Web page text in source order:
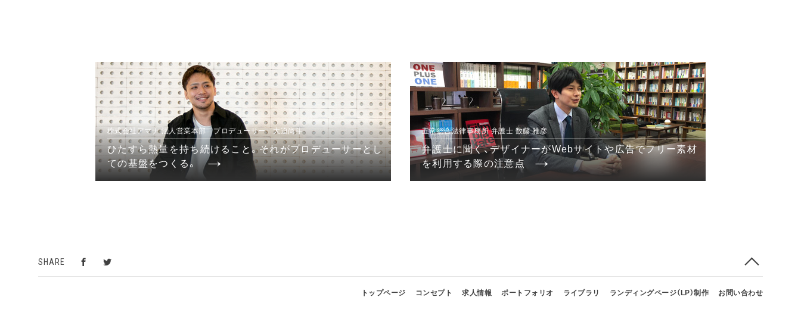
株式会社アマナ 法人営業本部 プロデューサー 大迫尚斗
ひたすら熱量を持ち続けること。それがプロデューサーとし
ての基盤をつくる。
五常総合法律事務所 弁護士 数藤 雅彦
弁護士に聞く、デザイナーがWebサイトや広告でフリー素材
を利用する際の注意点
SHARE
トップページ コンセプト 求人情報 ポートフォリオ ライブラリ ランディングページ（LP）制作 お問い合わせ